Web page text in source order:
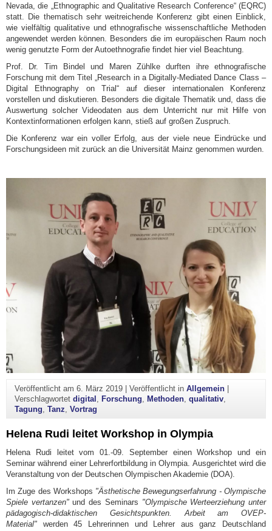
Nevada, die „Ethnographic and Qualitative Research Conference“ (EQRC)
statt. Die thematisch sehr weitreichende Konferenz gibt einen Einblick,
wie vielfältig qualitative und ethnografische wissenschaftliche Methoden
angewendet werden können. Besonders die im europäischen Raum noch
wenig genutzte Form der Autoethnografie findet hier viel Beachtung.
Prof. Dr. Tim Bindel und Maren Zühlke durften ihre ethnografische
Forschung mit dem Titel „Research in a Digitally-Mediated Dance Class –
Digital Ethnography on Trial“ auf dieser internationalen Konferenz
vorstellen und diskutieren. Besonders die digitale Thematik und, dass die
Auswertung solcher Videodaten aus dem Unterricht nur mit Hilfe von
Kontextinformationen erfolgen kann, stieß auf großen Zuspruch.
Die Konferenz war ein voller Erfolg, aus der viele neue Eindrücke und
Forschungsideen mit zurück an die Universität Mainz genommen wurden.
Veröffentlicht am 6. März 2019| Veröffentlicht in Allgemein|
Verschlagwortet digital , Forschung, Methoden, qualitativ,
Tagung, Tanz, Vortrag
Helena Rudi leitet Workshop in Olympia
Helena Rudi leitet vom 01.-09. September einen Workshop und ein
Seminar während einer Lehrerfortbildung in Olympia. Ausgerichtet wird die
Veranstaltung von der Deutschen Olympischen Akademie (DOA).
Im Zuge des Workshops "Ästhetische Bewegungserfahrung - Olympische
Spiele vertanzen"und des Seminars "Olympische Werteerziehung unter
pädagogisch-didaktischen Gesichtspunkten. Arbeit am OVEP-
Material" werden 45 Lehrerinnen und Lehrer aus ganz Deutschland